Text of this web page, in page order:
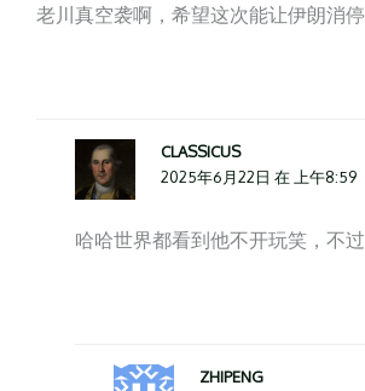
老川真空袭啊，希望这次能让伊朗消停
CLASSICUS
2025年6月22日 在 上午8:59
哈哈世界都看到他不开玩笑，不
ZHIPENG